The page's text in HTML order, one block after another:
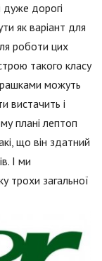
дуже дорогі
як варіант для
роботи цих
такого класу
можуть
вистачить і
плані лептоп
що він здатний
І ми
трохи загальної